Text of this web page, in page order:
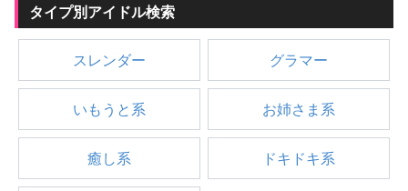
タイプ別アイドル検索
スレンダー グラマー
いもうと系 お姉さま系
癒し系 ドキドキ系